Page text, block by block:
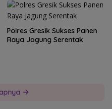
Polres Gresik Sukses Panen
Raya Jagung Serentak